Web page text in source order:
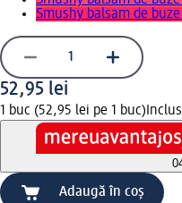
Smushy balsam de
52,95 lei
1 buc (52,95 lei pe 1 buc)
Adaugă în coș